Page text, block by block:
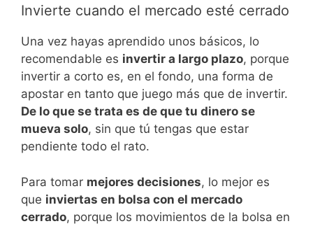
Invierte cuando el mercado esté cerrado
Una vez hayas aprendido unos básicos, lo
recomendable es invertir a largo plazo, porque
invertir a corto es, en el fondo, una forma de
apostar en tanto que juego más que de invertir.
De lo que se trata es de que tu dinero se
mueva solo, sin que tú tengas que estar
pendiente todo el rato.
Para tomar mejores decisiones, lo mejor es
que inviertas en bolsa con el mercado
cerrado, porque los movimientos de la bolsa en